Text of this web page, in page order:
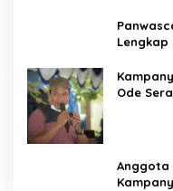
Lengkap
Ode
Anggota